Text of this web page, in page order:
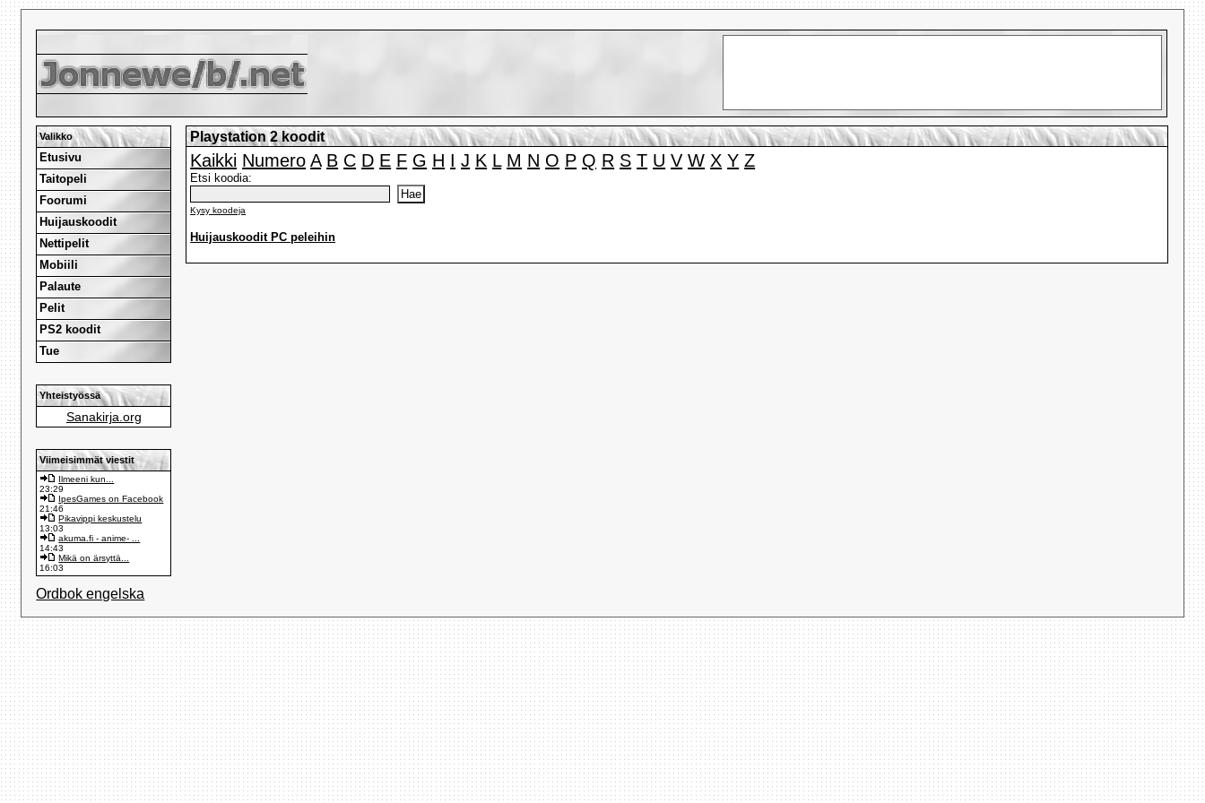
Valikko
Etusivu
Taitopeli
Foorumi
Huijauskoodit
Nettipelit
Mobiili
Palaute
Pelit
PS2 koodit
Tue
Yhteistyössä
Sanakirja.org
Viimeisimmät viestit
Ilmeeni kun...
23:29
IpesGames on Facebook
21:46
Pikavippi keskustelu
13:03
akuma.fi - anime- ...
14:43
Mikä on ärsyttä...
16:03
Playstation 2 koodit
Kaikki Numero A B C D E F G H I J K L M N O P Q R S T U V W X Y Z
Etsi koodia:
Kysy koodeja
Huijauskoodit PC peleihin
Ordbok engelska